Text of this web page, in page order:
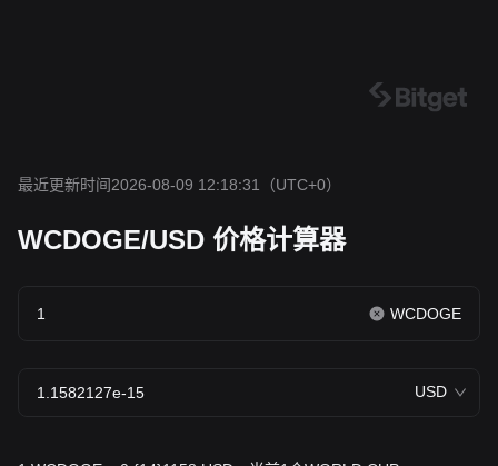
最近更新时间2026-08-09 12:18:31 （UTC+0）
WCDOGE/USD 价格计算器
WCDOGE
USD